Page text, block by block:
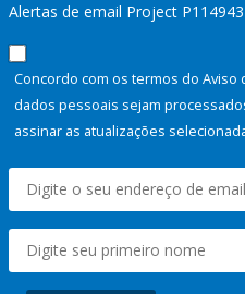
Alertas de email Project P114943
Concordo com os termos do
dados pessoais sejam
assinar as atualizações